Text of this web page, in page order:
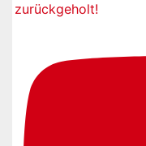
zurückgeholt!